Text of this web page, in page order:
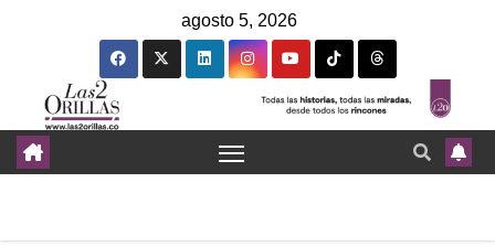
agosto 5, 2026